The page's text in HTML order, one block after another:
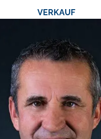
TEL.:
0 24 03 / 79 06 22
FAX:
0 24 03 / 79 06 23
VERKAUF